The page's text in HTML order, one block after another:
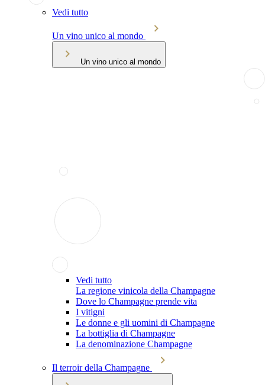
Vedi tutto
Un vino unico al mondo
Un vino unico al mondo
Vedi tutto
La regione vinicola della Champagne
Dove lo Champagne prende vita
I vitigni
Le donne e gli uomini di Champagne
La bottiglia di Champagne
La denominazione Champagne
Il terroir della Champagne